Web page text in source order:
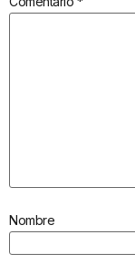
Nombre